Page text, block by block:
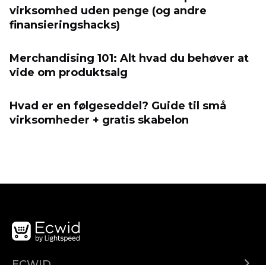
virksomhed uden penge (og andre
finansieringshacks)
Merchandising 101: Alt hvad du behøver at
vide om produktsalg
Hvad er en følgeseddel? Guide til små
virksomheder + gratis skabelon